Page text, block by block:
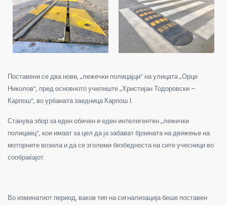
Поставени се два нови, „лежечки полицајци“ на улицата „Орце
Николов“, пред основното училиште „Христијан Тодоровски –
Карпош“, во урбаната заедница Карпош 1.
Станува збор за еден обичен и еден интелигентен „лежечки
полицаец“, кои имаат за цел да ја забават брзината на движење на
моторните возила и да се зголеми безбедноста на сите учесници во
сообраќајот.
Во изминатиот период, ваков тип на сигнализација беше поставен